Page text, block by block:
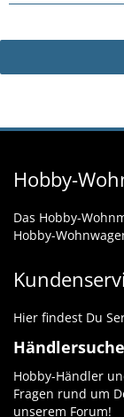
Hobby-
Das Hobby-
Hobby-
Hier findest Du
Hobby-Händler
Fragen rund um
unserem Forum!